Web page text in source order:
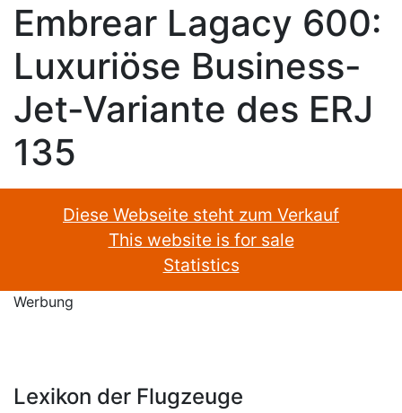
Embrear Lagacy 600:
Luxuriöse Business-
Jet-Variante des ERJ
135
Diese Webseite steht zum Verkauf
This website is for sale
Statistics
Werbung
Lexikon der Flugzeuge